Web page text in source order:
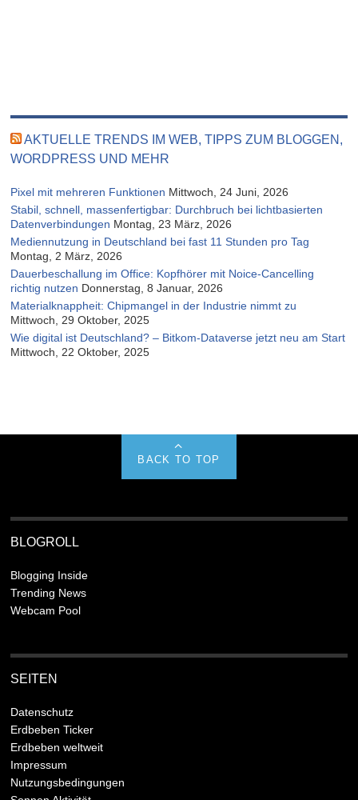
AKTUELLE TRENDS IM WEB, TIPPS ZUM BLOGGEN,
WORDPRESS UND MEHR
Pixel mit mehreren Funktionen Mittwoch, 24 Juni, 2026
Stabil, schnell, massenfertigbar: Durchbruch bei lichtbasierten
Datenverbindungen Montag, 23 März, 2026
Mediennutzung in Deutschland bei fast 11 Stunden pro Tag
Montag, 2 März, 2026
Dauerbeschallung im Office: Kopfhörer mit Noice-Cancelling
richtig nutzen Donnerstag, 8 Januar, 2026
Materialknappheit: Chipmangel in der Industrie nimmt zu
Mittwoch, 29 Oktober, 2025
Wie digital ist Deutschland? – Bitkom-Dataverse jetzt neu am Start
Mittwoch, 22 Oktober, 2025
BACK TO TOP
BLOGROLL
Blogging Inside
Trending News
Webcam Pool
SEITEN
Datenschutz
Erdbeben Ticker
Erdbeben weltweit
Impressum
Nutzungsbedingungen